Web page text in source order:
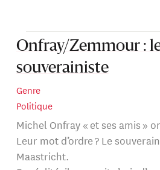
Onfray/Zemmour :
souverainiste
Genre
Politique
Michel Onfray « et ses amis »
Leur mot d’ordre ? Le
Maastricht.